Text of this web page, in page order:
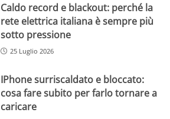
Caldo record e blackout: perché la
rete elettrica italiana è sempre più
sotto pressione
25 Luglio 2026
IPhone surriscaldato e bloccato:
cosa fare subito per farlo tornare a
caricare